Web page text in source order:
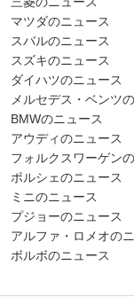
マツダのニュース
スバルのニュース
スズキのニュース
ダイハツのニュース
メルセデス・ベンツ
BMWのニュース
アウディのニュース
フォルクスワーゲン
ポルシェのニュース
ミニのニュース
プジョーのニュース
アルファ・ロメオの
ボルボのニュース